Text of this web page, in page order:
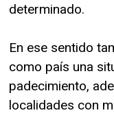
determinado.
En ese sentido
como país una
padecimiento,
localidades con